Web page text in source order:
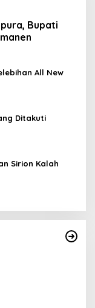
Bupati
All New
Ditakuti
Sirion Kalah